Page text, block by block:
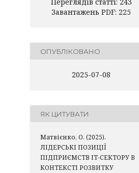
Переглядів статті: 243
Завантажень PDF: 225
ОПУБЛІКОВАНО
2025-07-08
ЯК ЦИТУВАТИ
Матвієнко, О. (2025).
ЛІДЕРСЬКІ ПОЗИЦІЇ
ПІДПРИЄМСТВ ІТ-СЕКТОРУ В
КОНТЕКСТІ РОЗВИТКУ